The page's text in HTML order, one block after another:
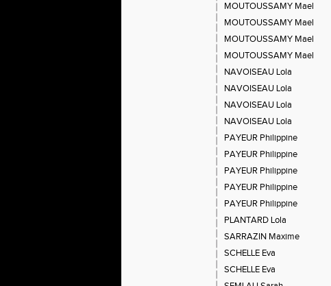
MOUTOUSSAMY Mael
MOUTOUSSAMY Mael
MOUTOUSSAMY Mael
MOUTOUSSAMY Mael
NAVOISEAU Lola
NAVOISEAU Lola
NAVOISEAU Lola
NAVOISEAU Lola
PAYEUR Philippine
PAYEUR Philippine
PAYEUR Philippine
PAYEUR Philippine
PAYEUR Philippine
PLANTARD Lola
SARRAZIN Maxime
SCHELLE Eva
SCHELLE Eva